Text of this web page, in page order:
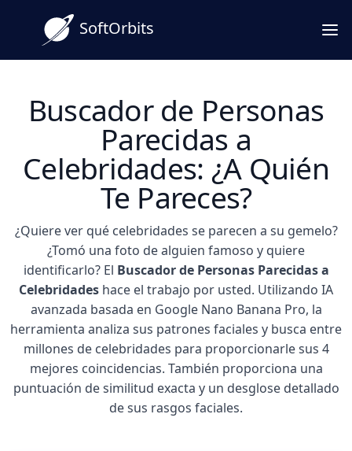
SoftOrbits
Buscador de Personas
Parecidas a
Celebridades: ¿A Quién
Te Pareces?
¿Quiere ver qué celebridades se parecen a su gemelo?
¿Tomó una foto de alguien famoso y quiere
identificarlo? El Buscador de Personas Parecidas a
Celebridades hace el trabajo por usted. Utilizando IA
avanzada basada en Google Nano Banana Pro, la
herramienta analiza sus patrones faciales y busca entre
millones de celebridades para proporcionarle sus 4
mejores coincidencias. También proporciona una
puntuación de similitud exacta y un desglose detallado
de sus rasgos faciales.